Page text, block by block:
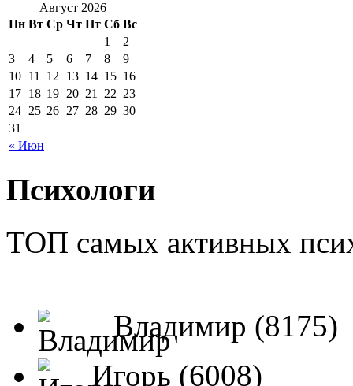
Август 2026
Пн Вт Ср Чт Пт Сб Вс
« Июн
1
2
3
4 5 6 7 8
9
10 11 12 13 14 15 16
17 18 19 20 21 22 23
24 25 26 27 28 29 30
31
Психологи
ТОП самых активных
Владимир (8175)
Игорь (6008)